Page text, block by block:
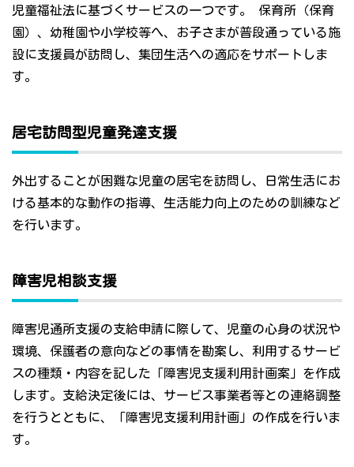
児童福祉法に基づくサービスの一つです。 保育所（保育
園）、幼稚園や小学校等へ、お子さまが普段通っている施
設に支援員が訪問し、集団生活への適応をサポートしま
す。
居宅訪問型児童発達支援
外出することが困難な児童の居宅を訪問し、日常生活にお
ける基本的な動作の指導、生活能力向上のための訓練など
を行います。
障害児相談支援
障害児通所支援の支給申請に際して、児童の心身の状況や
環境、保護者の意向などの事情を勘案し、利用するサービ
スの種類・内容を記した「障害児支援利用計画案」を作成
します。支給決定後には、サービス事業者等との連絡調整
を行うとともに、「障害児支援利用計画」の作成を行いま
す。